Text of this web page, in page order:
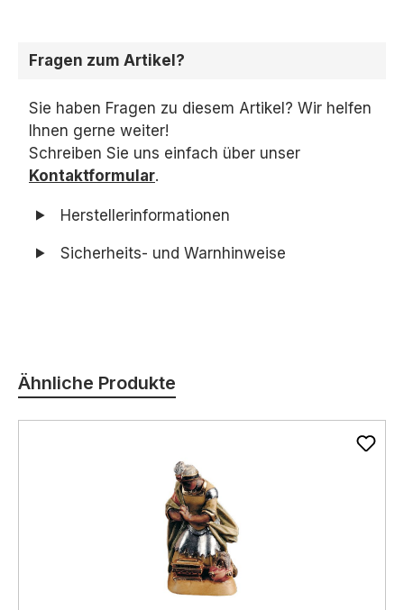
Fragen zum Artikel?
Sie haben Fragen zu diesem Artikel? Wir helfen
Ihnen gerne weiter!
Schreiben Sie uns einfach über unser
Kontaktformular.
Herstellerinformationen
Sicherheits- und Warnhinweise
Ähnliche Produkte